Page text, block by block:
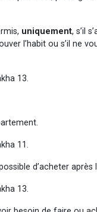
uniquement, s’il
l’habit ou s’il ne
13.
11.
d’acheter après
13.